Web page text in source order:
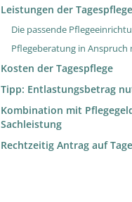
Leistungen der Tagespflege
Die passende
Pflegeberatung in Anspruch
Kosten der Tagespflege
Tipp: Entlastungsbetrag
Kombination mit
Sachleistung
Rechtzeitig Antrag auf